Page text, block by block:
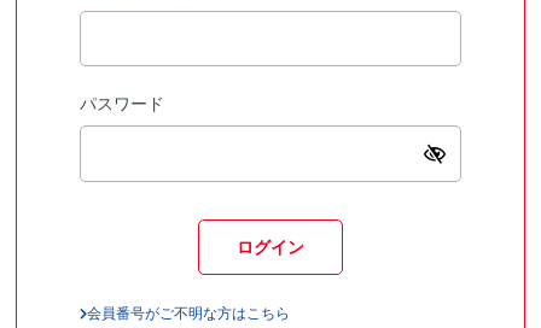
パスワード
ログイン
会員番号がご不明な方はこちら